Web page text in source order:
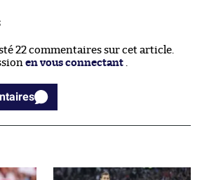
22 commentaires sur cet article.
en vous connectant